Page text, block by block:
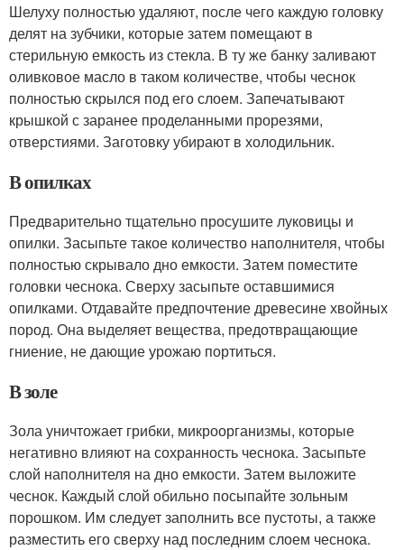
Шелуху полностью удаляют, после чего каждую головку
делят на зубчики, которые затем помещают в
стерильную емкость из стекла. В ту же банку заливают
оливковое масло в таком количестве, чтобы чеснок
полностью скрылся под его слоем. Запечатывают
крышкой с заранее проделанными прорезями,
отверстиями. Заготовку убирают в холодильник.
В опилках
Предварительно тщательно просушите луковицы и
опилки. Засыпьте такое количество наполнителя, чтобы
полностью скрывало дно емкости. Затем поместите
головки чеснока. Сверху засыпьте оставшимися
опилками. Отдавайте предпочтение древесине хвойных
пород. Она выделяет вещества, предотвращающие
гниение, не дающие урожаю портиться.
В золе
Зола уничтожает грибки, микроорганизмы, которые
негативно влияют на сохранность чеснока. Засыпьте
слой наполнителя на дно емкости. Затем выложите
чеснок. Каждый слой обильно посыпайте зольным
порошком. Им следует заполнить все пустоты, а также
разместить его сверху над последним слоем чеснока.